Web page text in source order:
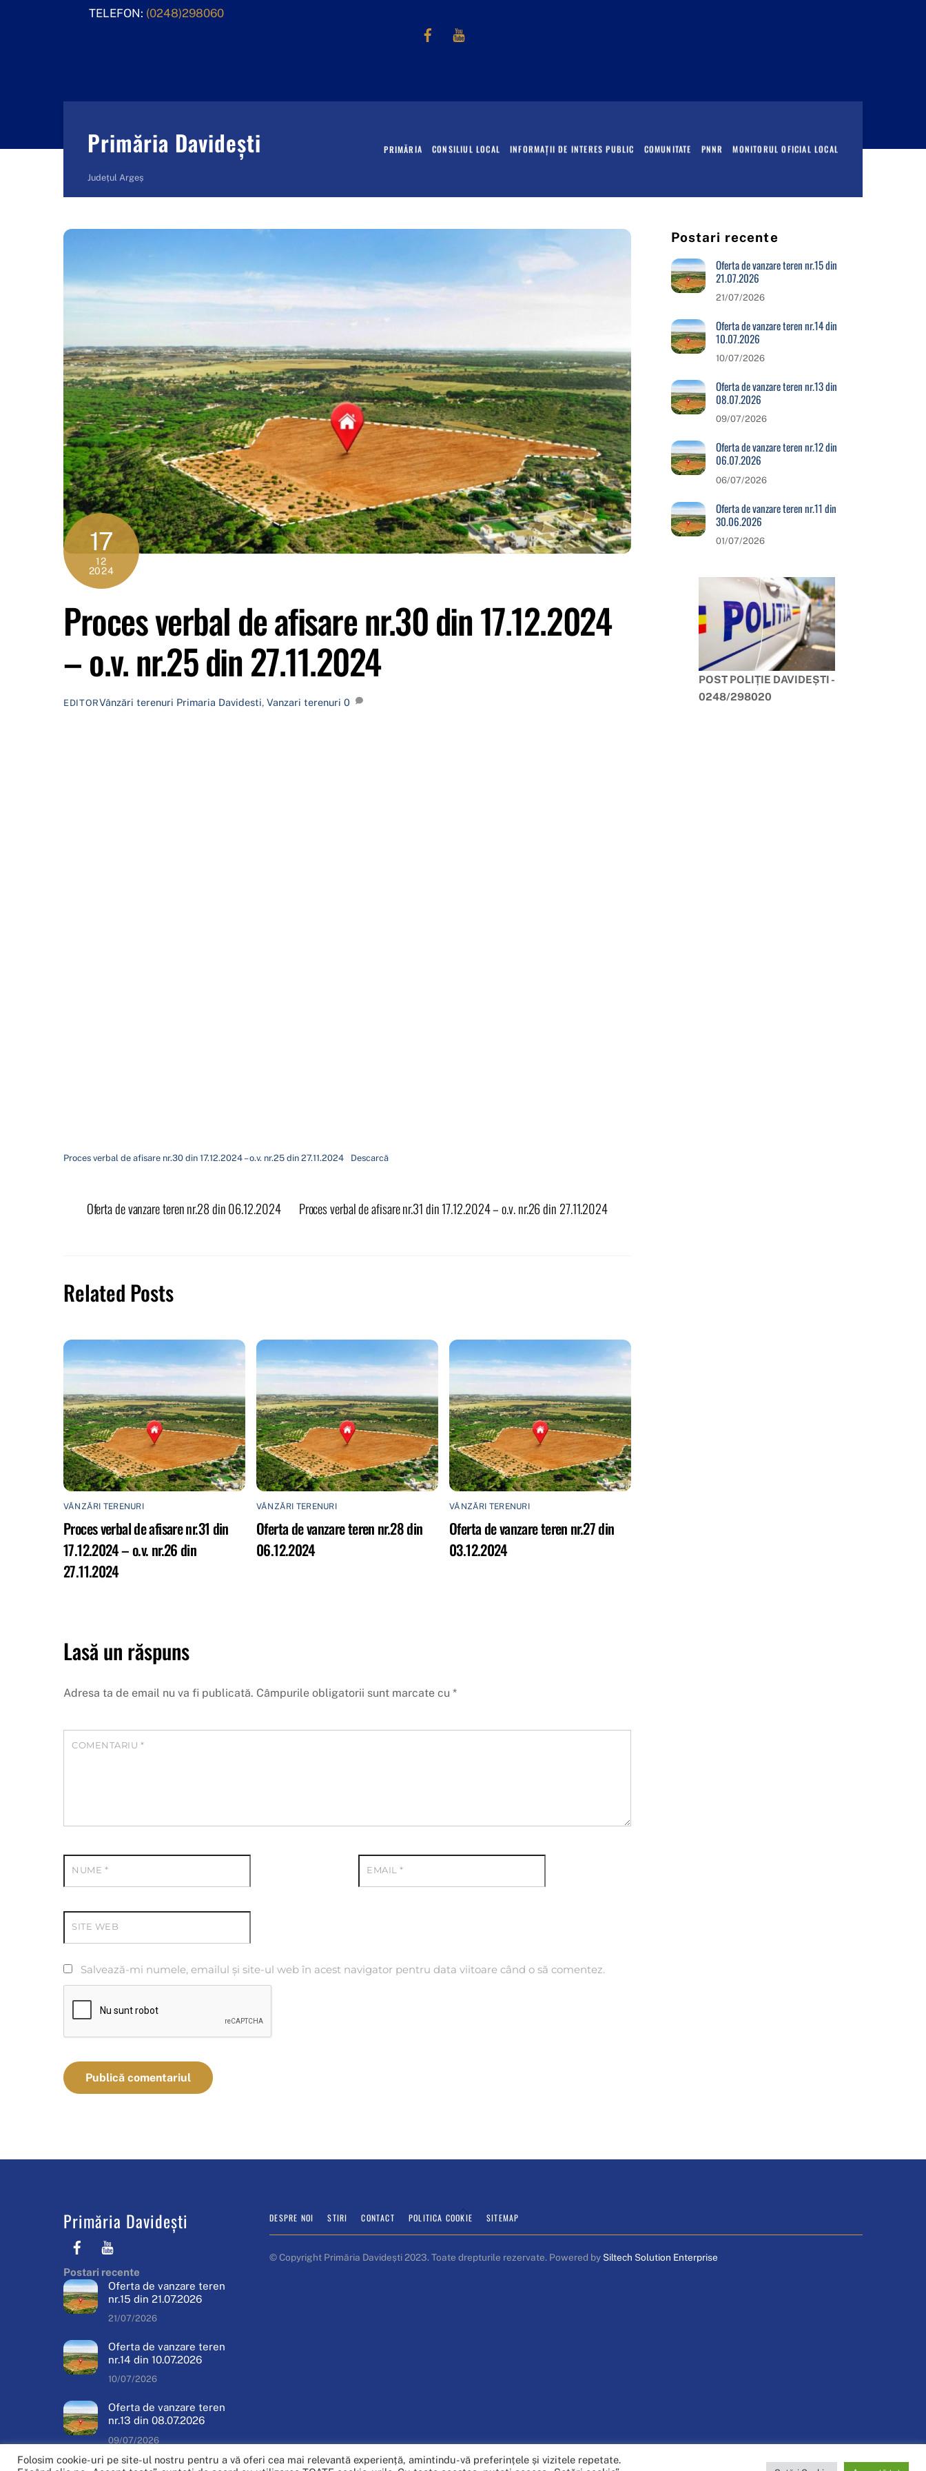
TELEFON: (0248)298060
Facebook
Primăria Davidești
Județul Argeș
PRIMĂRIA CONSILIUL LOCAL INFORMAȚII DE INTERES PUBLIC COMUNITATE PNNR MONITORUL OFICIAL LOCAL
17
12
2024
Proces verbal de afisare nr.30 din 17.12.2024
– o.v. nr.25 din 27.11.2024
EDITORVânzări terenuri Primaria Davidesti, Vanzari terenuri 0
Proces verbal de afisare nr.30 din 17.12.2024 – o.v. nr.25 din 27.11.2024 Descarcă
Oferta de vanzare teren nr.28 din 06.12.2024 Proces verbal de afisare nr.31 din 17.12.2024 – o.v. nr.26 din 27.11.2024
Related Posts
VÂNZĂRI TERENURI
Proces verbal de afisare nr.31 din
17.12.2024 – o.v. nr.26 din
27.11.2024
VÂNZĂRI TERENURI
Oferta de vanzare teren nr.28 din
06.12.2024
VÂNZĂRI TERENURI
Oferta de vanzare teren nr.27 din
03.12.2024
Lasă un răspuns
Adresa ta de email nu va fi publicată. Câmpurile obligatorii sunt marcate cu *
COMENTARIU *
NUME * EMAIL*
SITE WEB
Salvează-mi numele, emailul și site-ul web în acest navigator pentru data viitoare când o să comentez.
Postari recente
Oferta de vanzare teren nr.15 din
21.07.2026
21/07/2026
Oferta de vanzare teren nr.14 din
10.07.2026
10/07/2026
Oferta de vanzare teren nr.13 din
08.07.2026
09/07/2026
Oferta de vanzare teren nr.12 din
06.07.2026
06/07/2026
Oferta de vanzare teren nr.11 din
30.06.2026
01/07/2026
POST POLIȚIE DAVIDEȘTI -
0248/298020
Back
Primăria Davidești
Facebook
Postari recente
Oferta de vanzare teren
nr.15 din 21.07.2026
21/07/2026
Oferta de vanzare teren
nr.14 din 10.07.2026
10/07/2026
Oferta de vanzare teren
nr.13 din 08.07.2026
09/07/2026
DESPRE NOI STIRI CONTACT POLITICA COOKIE SITEMAP
© Copyright Primăria Davidești 2023. Toate drepturile rezervate. Powered by Siltech Solution Enterprise
Folosim cookie-uri pe site-ul nostru pentru a vă oferi cea mai relevantă experiență, amintindu-vă preferințele și vizitele repetate.